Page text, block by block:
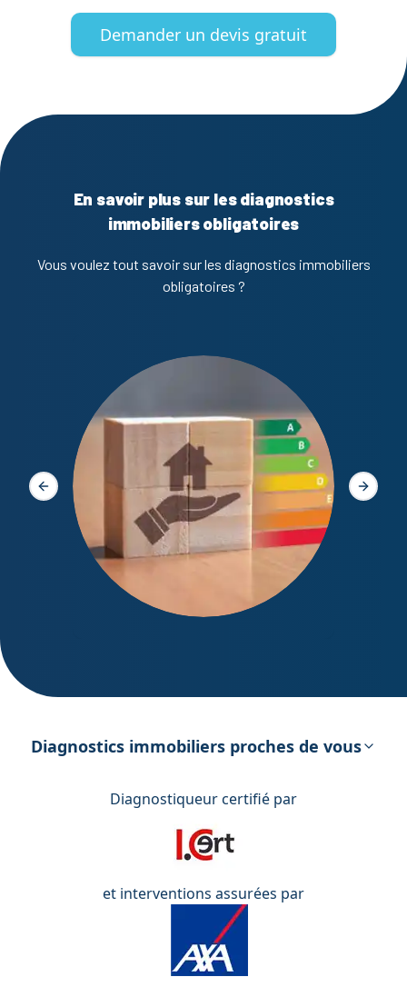
Demander un devis gratuit
En savoir plus sur les diagnostics
immobiliers obligatoires
Vous voulez tout savoir sur les diagnostics immobiliers
obligatoires ?
énergétique
Slide précédente Slide
Diagnostics immobiliers proches de vous
Diagnostiqueur certifié par
et interventions assurées par